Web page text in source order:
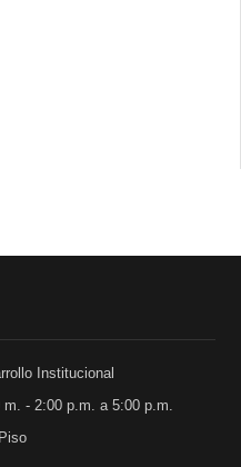
Institucional
- 2:00 p.m. a 5:00 p.m.